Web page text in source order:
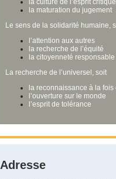
la culture de l’esprit
la maturation du jugement
Le sens de la solidarité humaine,
l’attention aux autres
la recherche de l’équité
la citoyenneté
La recherche de l’universel, soit
la reconnaissance à la
l’ouverture sur le monde
l’esprit de tolérance
Adresse